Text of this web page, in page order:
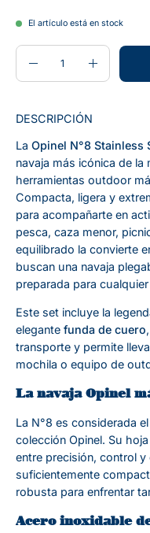
El artículo está en stock
CANTIDAD
Cantidad
cantidad
Aumentar
cantidad
DESCRIPCIÓN
La Opinel N°8 Stainless
navaja más icónica de la
herramientas outdoor
Compacta, ligera y
para acompañarte en
pesca, caza menor,
equilibrado la convierte
buscan una navaja
preparada para
Este set incluye la
elegante funda de cuero
transporte y permite
mochila o equipo de
La navaja Opinel
La N°8 es considerada
colección Opinel. Su
entre precisión, control
suficientemente
robusta para enfrentar
Acero inoxidable